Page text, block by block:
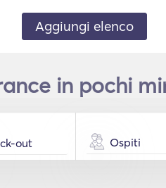
Aggiungi elenco
in pochi
Ospiti